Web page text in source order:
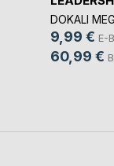
DOKALI
9,99 € E-
60,99 €